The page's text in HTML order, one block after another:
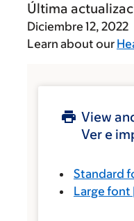
Última
Diciembre 12, 2022
Learn about our
View
Ver e
Standard
Large font